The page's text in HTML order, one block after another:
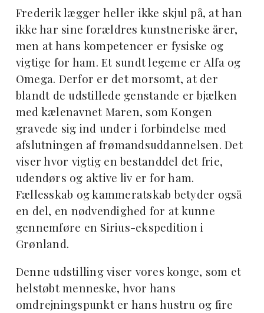
Frederik lægger heller ikke skjul på, at han
ikke har sine forældres kunstneriske årer,
men at hans kompetencer er fysiske og
vigtige for ham. Et sundt legeme er Alfa og
Omega. Derfor er det morsomt, at der
blandt de udstillede genstande er bjælken
med kælenavnet Maren, som Kongen
gravede sig ind under i forbindelse med
afslutningen af frømandsuddannelsen. Det
viser hvor vigtig en bestanddel det frie,
udendørs og aktive liv er for ham.
Fællesskab og kammeratskab betyder også
en del, en nødvendighed for at kunne
gennemføre en Sirius-ekspedition i
Grønland.
Denne udstilling viser vores konge, som et
helstøbt menneske, hvor hans
omdrejningspunkt er hans hustru og fire